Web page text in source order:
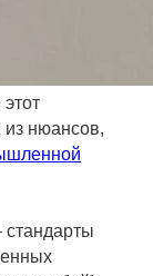
из нюансов,